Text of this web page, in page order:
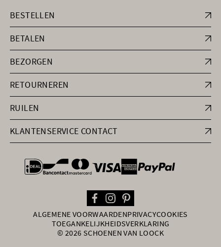
BESTELLEN
BETALEN
BEZORGEN
RETOURNEREN
RUILEN
KLANTENSERVICE CONTACT
general.paymentOptions
ALGEMENE VOORWAARDENPRIVACYCOOKIES
TOEGANKELIJKHEIDSVERKLARING
© 2026 SCHOENEN VAN LOOCK